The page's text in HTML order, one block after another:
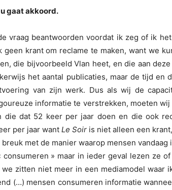
gaat akkoord.
vraag beantwoorden voordat ik zeg of ik
geen krant om reclame te maken, want we
die bijvoorbeeld Vlan heet, en die aan
het aantal publicaties, maar de tijd en
van zijn werk. Dus als wij de
informatie te verstrekken, moeten
die dat 52 keer per jaar doen en die ook
per jaar want Le Soir is niet alleen een
met de manier waarop mensen
consumeren » maar in ieder geval lezen ze
zitten niet meer in een mediamodel waar
(…) mensen consumeren informatie